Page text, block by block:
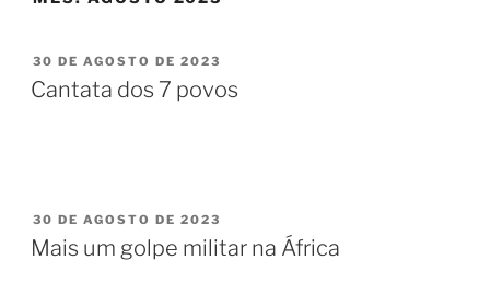
PUBLICADO
EM
30 DE AGOSTO DE 2023
Cantata dos 7 povos
PUBLICADO
EM
30 DE AGOSTO DE 2023
Mais um golpe militar na África